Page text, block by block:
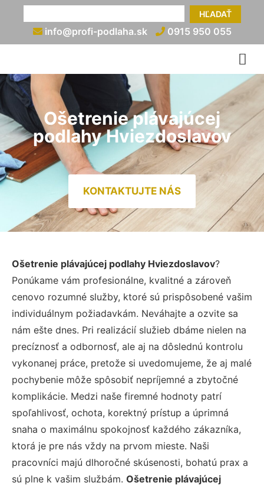
HĽADAŤ
info@profi-podlaha.sk 0915 950 055
Ošetrenie plávajúcej
podlahy Hviezdoslavov
KONTAKTUJTE NÁS
Ošetrenie plávajúcej podlahy Hviezdoslavov?
Ponúkame vám profesionálne, kvalitné a zároveň
cenovo rozumné služby, ktoré sú prispôsobené vašim
individuálnym požiadavkám. Neváhajte a ozvite sa
nám ešte dnes. Pri realizácií služieb dbáme nielen na
precíznosť a odbornosť, ale aj na dôslednú kontrolu
vykonanej práce, pretože si uvedomujeme, že aj malé
pochybenie môže spôsobiť nepríjemné a zbytočné
komplikácie. Medzi naše firemné hodnoty patrí
spoľahlivosť, ochota, korektný prístup a úprimná
snaha o maximálnu spokojnosť každého zákazníka,
ktorá je pre nás vždy na prvom mieste. Naši
pracovníci majú dlhoročné skúsenosti, bohatú prax a
sú plne k vašim službám. Ošetrenie plávajúcej